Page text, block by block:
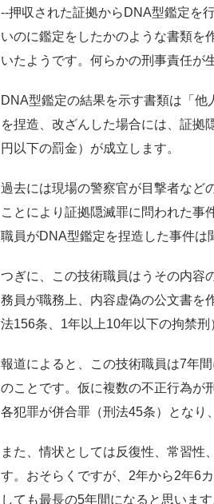
--押収された証拠からDNA型鑑定を
いのに鑑定をしたかのような書類を
いたようです。何らかの刑事責任が
DNA型鑑定の結果を示す書類は「
を捏造、改ざんした場合には、証拠
円以下の罰金）が成立します。
過去には現場の警察官が目撃者など
ことにより証拠隠滅罪に問われた事
職員がDNA型鑑定を捏造した事件は
つぎに、この技術職員はうその内容
務員が職務上、内容虚偽の公文書を
法156条、1年以上10年以下の拘禁刑
報道によると、この技術職員は7年
のことです。仮に複数の不正行為が
各犯罪が併合罪（刑法45条）となり
また、情状としては反復性、常習性
す。おそらくですが、2年から2年6
しても最長の5年間になると思います